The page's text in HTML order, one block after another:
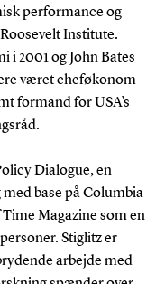
performance og
Institute.
i 2001 og John Bates
været cheføkonom
formand for USA’s
Dialogue, en
base på Columbia
Magazine som en
Stiglitz er
arbejde med